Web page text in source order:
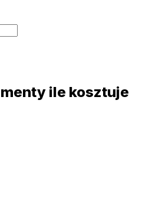
ile kosztuje